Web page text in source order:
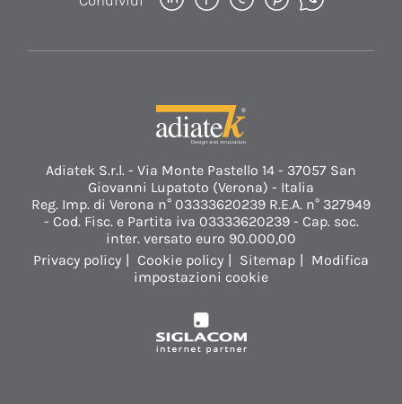
Adiatek S.r.l. - Via Monte Pastello 14 - 37057 San
Giovanni Lupatoto (Verona) - Italia
Reg. Imp. di Verona n° 03333620239 R.E.A. n° 327949
- Cod. Fisc. e Partita iva 03333620239 - Cap. soc.
inter. versato euro 90.000,00
Privacy policy
Cookie policy Sitemap
Modifica
impostazioni cookie